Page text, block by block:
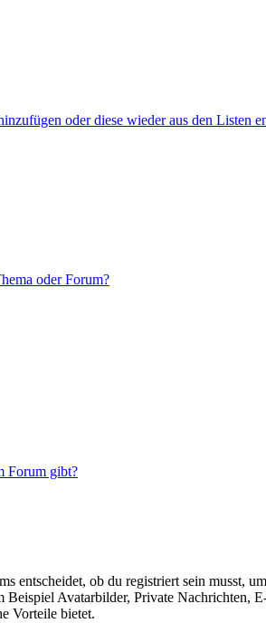
oder diese wieder aus den Listen
oder Forum?
Forum gibt?
ob du registriert sein musst,
Avatarbilder, Private Nachrichten,
Vorteile bietet.